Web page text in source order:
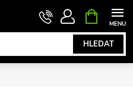
HLEDAT
NÁKUPNÍ
KOŠÍK